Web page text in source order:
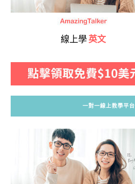
線上學 英文
一對一線上教學平台